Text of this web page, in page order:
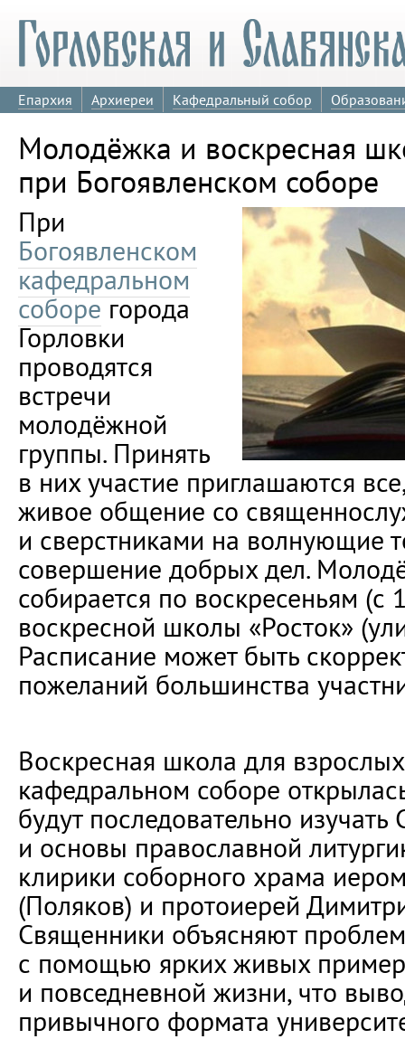
Епархия Архиереи Кафедральный собор
Молодёжка и воскресная
при Богоявленском соборе
При
Богоявленском
кафедральном
соборегорода
Горловки
проводятся
встречи
молодёжной
группы. Принять
в них участие приглашаются
живое общение со
и сверстниками на волнующие
совершение добрых дел.
собирается по воскресеньям
воскресной школы «Росток»
Расписание может быть
пожеланий большинства
Воскресная школа для
кафедральном соборе
будут последовательно
и основы православной
клирики соборного храма
(Поляков) и протоиерей
Священники объясняют
с помощью ярких живых
и повседневной жизни, что
привычного формата